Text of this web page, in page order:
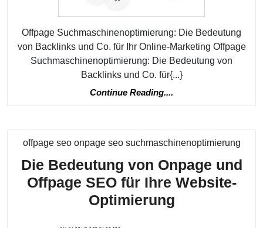
Offpage Suchmaschinenoptimierung: Die Bedeutung
von Backlinks und Co. für Ihr Online-Marketing Offpage
Suchmaschinenoptimierung: Die Bedeutung von
Backlinks und Co. für{...}
Continue Reading....
offpage seo onpage seo suchmaschinenoptimierung
Die Bedeutung von Onpage und
Offpage SEO für Ihre Website-
OptimierungDie